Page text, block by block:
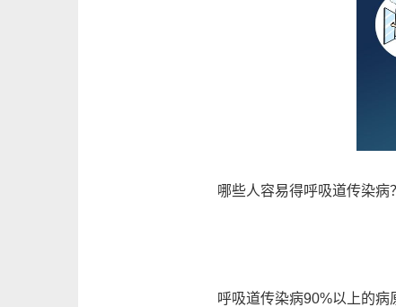
哪些人容易得呼吸道传染病
呼吸道传染病90%以上的病